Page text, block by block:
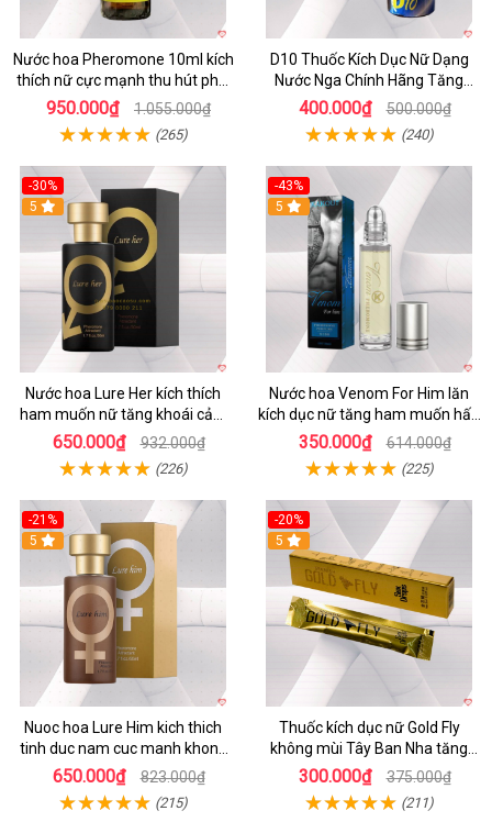
Nước hoa Pheromone 10ml kích
thích nữ cực mạnh thu hút phái
đẹp
950.000₫ 1.055.000₫
(265)
D10 Thuốc Kích Dục Nữ Dạng
Nước Nga Chính Hãng Tăng
Ham Muốn Nhanh
400.000₫ 500.000₫
(240)
-30%
5
Nước hoa Lure Her kích thích
ham muốn nữ tăng khoái cảm
không mùi
650.000₫ 932.000₫
(226)
-43%
5
Nước hoa Venom For Him lăn
kích dục nữ tăng ham muốn hấp
dẫn
350.000₫ 614.000₫
(225)
-21%
5
Nuoc hoa Lure Him kich thich
tinh duc nam cuc manh khong
mui
650.000₫ 823.000₫
(215)
-20%
5
Thuốc kích dục nữ Gold Fly
không mùi Tây Ban Nha tăng
ham muốn
300.000₫ 375.000₫
(211)